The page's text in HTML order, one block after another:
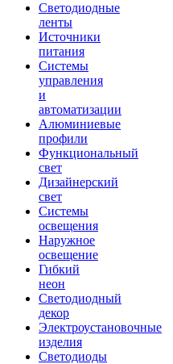
Светодиодные
ленты
Источники
питания
Системы
управления
и
автоматизации
Алюминиевые
профили
Функциональный
свет
Дизайнерский
свет
Системы
освещения
Наружное
освещение
Гибкий
неон
Светодиодный
декор
Электроустановочные
изделия
Светодиоды